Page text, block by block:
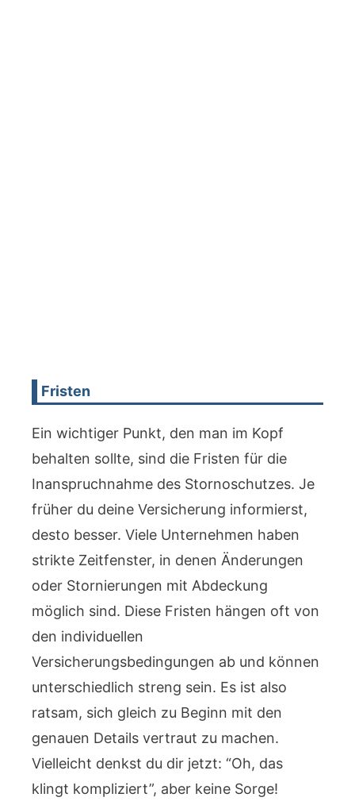
Fristen
Ein wichtiger Punkt, den man im Kopf
behalten sollte, sind die Fristen für die
Inanspruchnahme des Stornoschutzes. Je
früher du deine Versicherung informierst,
desto besser. Viele Unternehmen haben
strikte Zeitfenster, in denen Änderungen
oder Stornierungen mit Abdeckung
möglich sind. Diese Fristen hängen oft von
den individuellen
Versicherungsbedingungen ab und können
unterschiedlich streng sein. Es ist also
ratsam, sich gleich zu Beginn mit den
genauen Details vertraut zu machen.
Vielleicht denkst du dir jetzt: “Oh, das
klingt kompliziert”, aber keine Sorge!